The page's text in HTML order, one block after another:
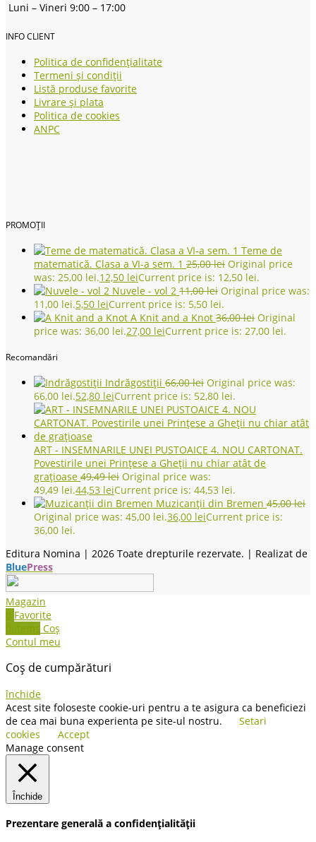
Luni – Vineri 9:00 – 17:00
INFO CLIENT
Politica de confidențialitate
Termeni și condiții
Listă produse favorite
Livrare și plata
Politica de cookies
ANPC
PROMOȚII
Teme de
matematică. Clasa a VI-a sem. 1 25,00lei Original price
was: 25,00 lei.12,50 leiCurrent price is: 12,50 lei.
Nuvele - vol 2 11,00lei Original price was:
11,00 lei.5,50 leiCurrent price is: 5,50 lei.
A Knit and a Knot 36,00lei Original
price was: 36,00 lei.27,00 leiCurrent price is: 27,00 lei.
Recomandări
Indrăgostiții 66,00lei Original price was:
66,00 lei.52,80 leiCurrent price is: 52,80 lei.
ART - INSEMNARILE UNEI PUSTOAICE 4. NOU CARTONAT.
Povestirile unei Prinţese a Gheţii nu chiar atât de
graţioase 49,49lei Original price was:
49,49 lei.44,53 leiCurrent price is: 44,53 lei.
Muzicanții din Bremen 45,00lei
Original price was: 45,00 lei.36,00 leiCurrent price is:
36,00 lei.
Editura Nomina | 2026 Toate drepturile rezervate. | Realizat de
BluePress
Magazin
0 Favorite
0 items Coș
Contul meu
Coș de cumpărături
închide
Acest site foloseste cookie-uri pentru a te asigura ca beneficiezi
de cea mai buna experienta pe site-ul nostru.
Setari
cookies
Accept
Manage consent
Închide
Prezentare generală a confidențialității